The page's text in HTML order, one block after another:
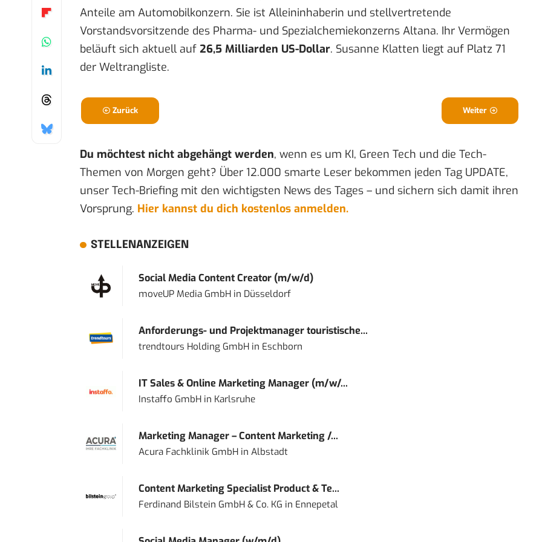
Anteile am Automobilkonzern. Sie ist Alleininhaberin und stellvertretende
Vorstandsvorsitzende des Pharma- und Spezialchemiekonzerns Altana. Ihr Vermögen
beläuft sich aktuell auf 26,5 Milliarden US-Dollar. Susanne Klatten liegt auf Platz 71
der Weltrangliste.
Zurück Weiter
Du möchtest nicht abgehängt werden, wenn es um KI, Green Tech und die Tech-
Themen von Morgen geht? Über 12.000 smarte Leser bekommen jeden Tag UPDATE,
unser Tech-Briefing mit den wichtigsten News des Tages – und sichern sich damit ihren
Vorsprung. Hier kannst du dich kostenlos anmelden.
STELLENANZEIGEN
Social Media Content Creator (m/w/d)
moveUP Media GmbHin Düsseldorf
Anforderungs- und Projektmanager touristische...
trendtours Holding GmbHin Eschborn
IT Sales & Online Marketing Manager (m/w/...
Instaffo GmbHin Karlsruhe
Marketing Manager – Content Marketing /...
Acura Fachklinik GmbHin Albstadt
Content Marketing Specialist Product & Te...
Ferdinand Bilstein GmbH & Co. KG in Ennepetal